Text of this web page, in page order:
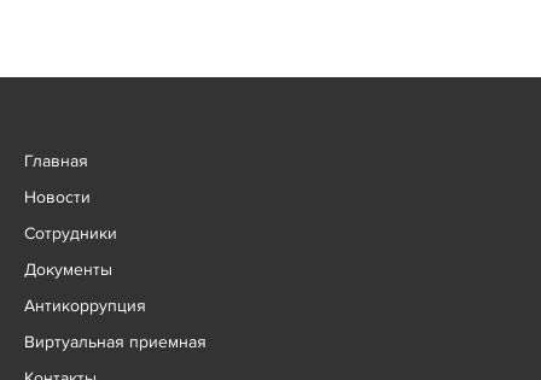
Главная
Новости
Сотрудники
Документы
Антикоррупция
Виртуальная приемная